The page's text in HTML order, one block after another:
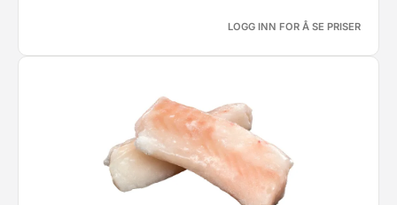
LOGG INN FOR Å SE PRISER